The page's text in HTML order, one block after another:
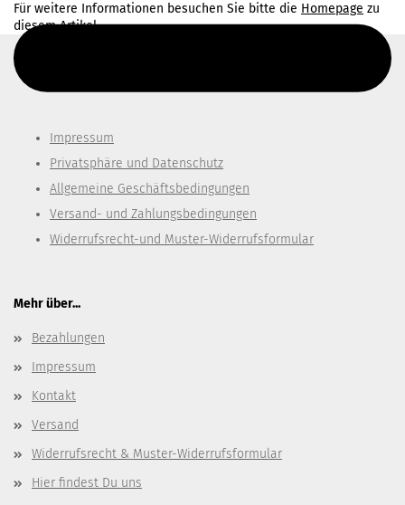
Für weitere Informationen besuchen Sie bitte die Homepage zu
diesem Artikel.
Impressum
Privatsphäre und Datenschutz
Allgemeine Geschäftsbedingungen
Versand- und Zahlungsbedingungen
Widerrufsrecht-und Muster-Widerrufsformular
Mehr über...
Bezahlungen
Impressum
Kontakt
Versand
Widerrufsrecht & Muster-Widerrufsformular
Hier findest Du uns